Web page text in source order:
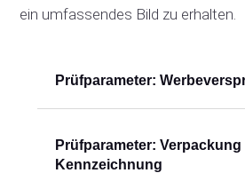
ein umfassendes Bild zu erhalten.
Prüfparameter:
Prüfparameter: Verpackung
Kennzeichnung